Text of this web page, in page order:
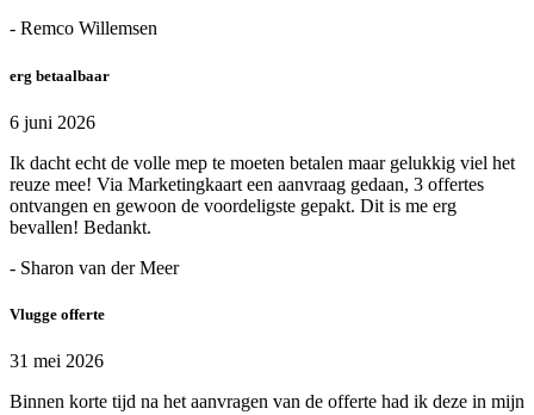
- Remco Willemsen
erg betaalbaar
6 juni 2026
Ik dacht echt de volle mep te moeten betalen maar gelukkig viel het
reuze mee! Via Marketingkaart een aanvraag gedaan, 3 offertes
ontvangen en gewoon de voordeligste gepakt. Dit is me erg
bevallen! Bedankt.
- Sharon van der Meer
Vlugge offerte
31 mei 2026
Binnen korte tijd na het aanvragen van de offerte had ik deze in mijn